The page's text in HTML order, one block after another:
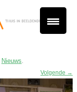
Nieuws.
Volgende →